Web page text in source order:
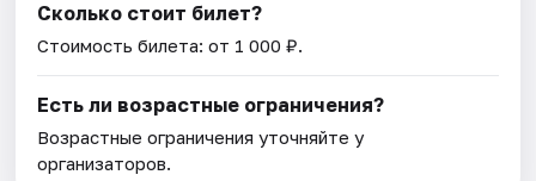
Сколько стоит билет?
Стоимость билета: от 1 000 ₽.
Есть ли возрастные ограничения?
Возрастные ограничения уточняйте у
организаторов.